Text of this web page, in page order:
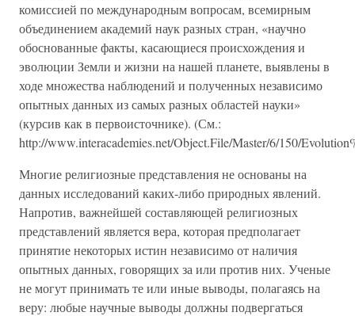
комиссией по международным вопросам, всемирным
объединением академий наук разных стран, «научно
обоснованные факты, касающиеся происхождения и
эволюции Земли и жизни на нашей планете, выявлены в
ходе множества наблюдений и полученных независимо
опытных данных из самых разных областей науки»
(курсив как в первоисточнике). (См.:
http://www.interacademies.net/Object.File/Master/6/150/
Многие религиозные представления не основаны на
данных исследований каких-либо природных явлений.
Напротив, важнейшей составляющей религиозных
представлений является вера, которая предполагает
принятие некоторых истин независимо от наличия
опытных данных, говорящих за или против них. Ученые
не могут принимать те или иные выводы, полагаясь на
веру: любые научные выводы должны подвергаться